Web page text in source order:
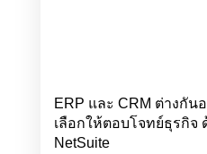
ERP และ CRM ต่างกัน
เลือกให้ตอบโจทย์ธุรกิจ
NetSuite